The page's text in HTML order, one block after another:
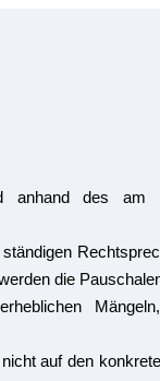
anhand des am
die
auf den